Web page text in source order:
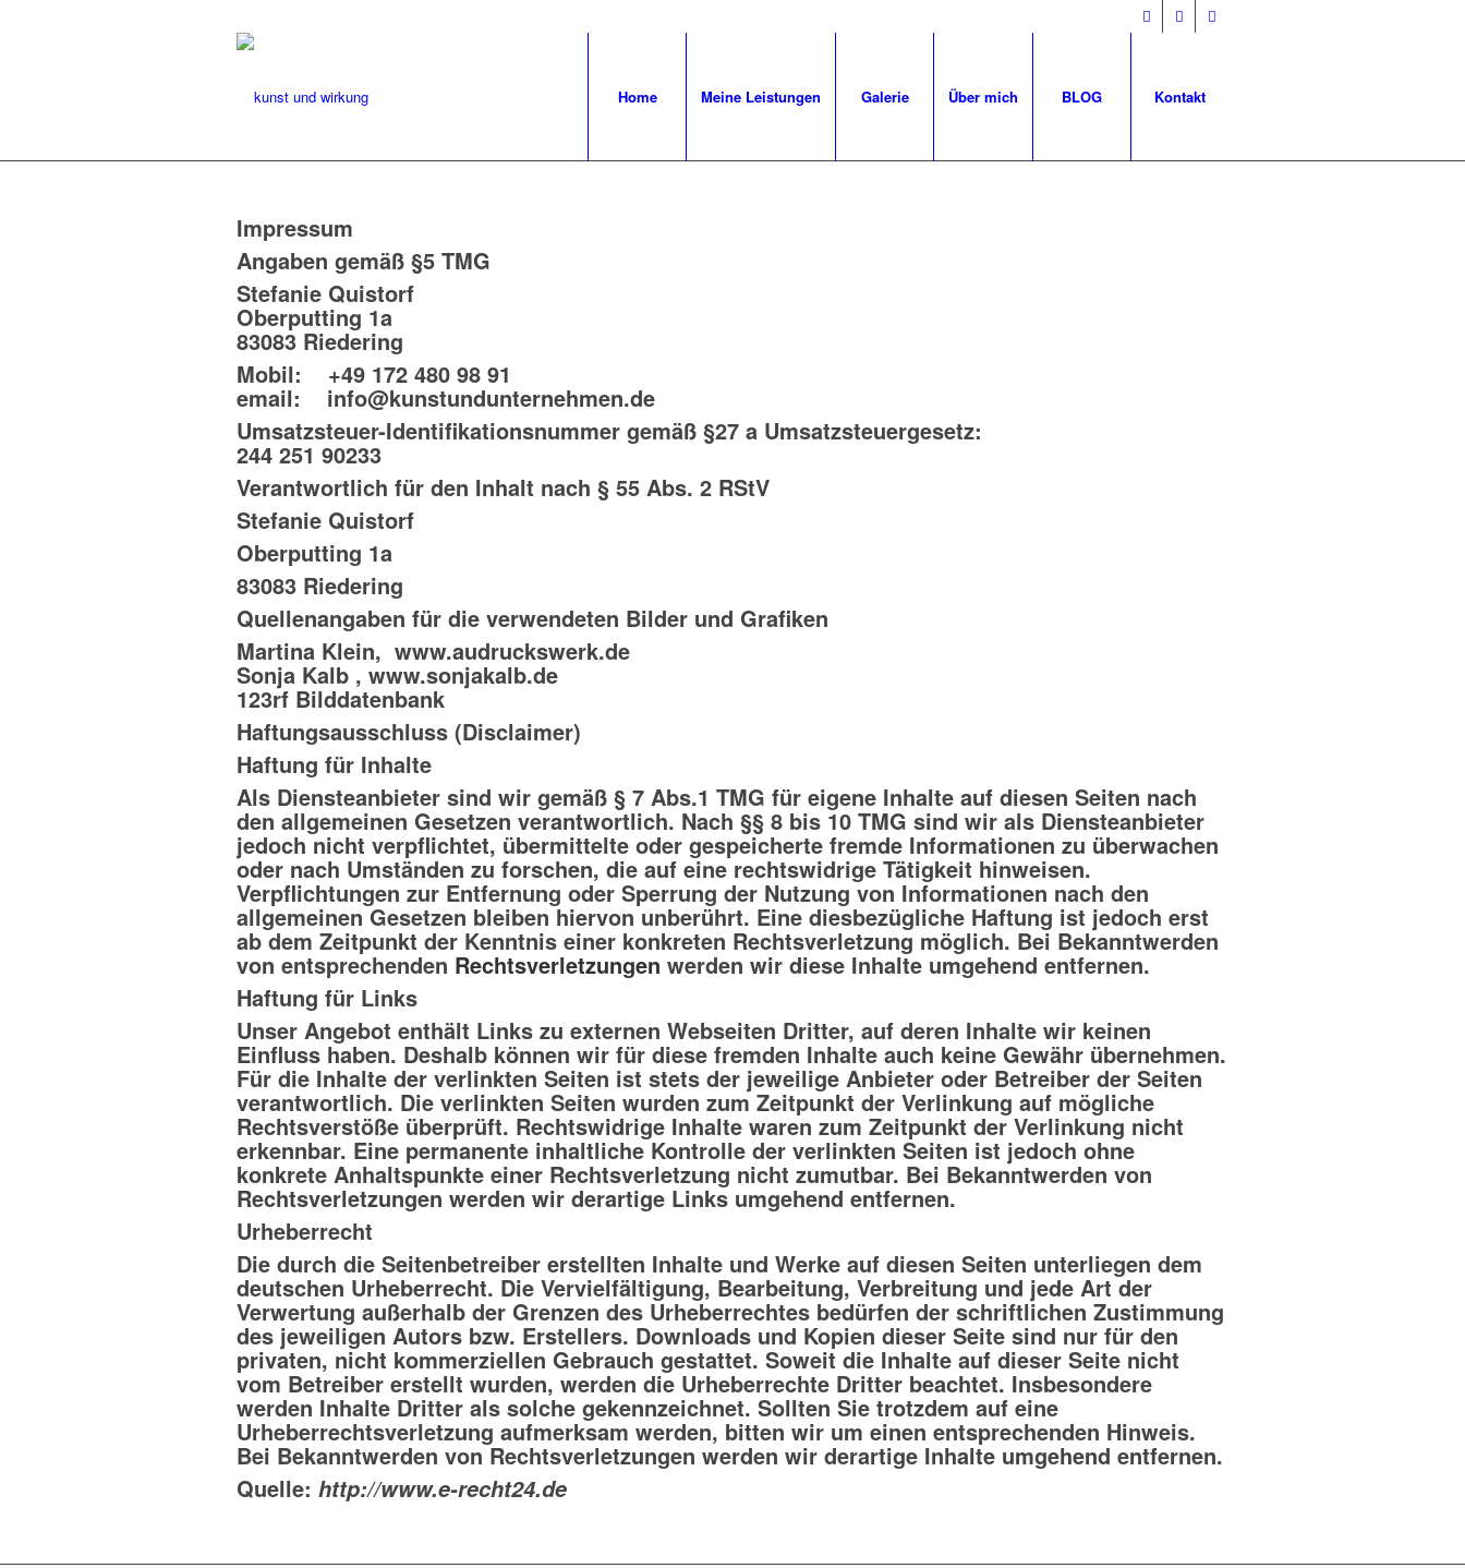
Home Meine Leistungen Galerie Über mich BLOG Kontakt
Impressum
Angaben gemäß §5 TMG
Stefanie Quistorf
Oberputting 1a
83083 Riedering
Mobil: +49 172 480 98 91
email: info@kunstundunternehmen.de
Umsatzsteuer-Identifikationsnummer gemäß §27 a Umsatzsteuergesetz:
244 251 90233
Verantwortlich für den Inhalt nach § 55 Abs. 2 RStV
Stefanie Quistorf
Oberputting 1a
83083 Riedering
Quellenangaben für die verwendeten Bilder und Grafiken
Martina Klein, www.audruckswerk.de
Sonja Kalb , www.sonjakalb.de
123rf Bilddatenbank
Haftungsausschluss (Disclaimer)
Haftung für Inhalte
Als Diensteanbieter sind wir gemäß § 7 Abs.1 TMG für eigene Inhalte auf diesen Seiten nach
den allgemeinen Gesetzen verantwortlich. Nach §§ 8 bis 10 TMG sind wir als Diensteanbieter
jedoch nicht verpflichtet, übermittelte oder gespeicherte fremde Informationen zu überwachen
oder nach Umständen zu forschen, die auf eine rechtswidrige Tätigkeit hinweisen.
Verpflichtungen zur Entfernung oder Sperrung der Nutzung von Informationen nach den
allgemeinen Gesetzen bleiben hiervon unberührt. Eine diesbezügliche Haftung ist jedoch erst
ab dem Zeitpunkt der Kenntnis einer konkreten Rechtsverletzung möglich. Bei Bekanntwerden
von entsprechenden Rechtsverletzungen werden wir diese Inhalte umgehend entfernen.
Haftung für Links
Unser Angebot enthält Links zu externen Webseiten Dritter, auf deren Inhalte wir keinen
Einfluss haben. Deshalb können wir für diese fremden Inhalte auch keine Gewähr übernehmen.
Für die Inhalte der verlinkten Seiten ist stets der jeweilige Anbieter oder Betreiber der Seiten
verantwortlich. Die verlinkten Seiten wurden zum Zeitpunkt der Verlinkung auf mögliche
Rechtsverstöße überprüft. Rechtswidrige Inhalte waren zum Zeitpunkt der Verlinkung nicht
erkennbar. Eine permanente inhaltliche Kontrolle der verlinkten Seiten ist jedoch ohne
konkrete Anhaltspunkte einer Rechtsverletzung nicht zumutbar. Bei Bekanntwerden von
Rechtsverletzungen werden wir derartige Links umgehend entfernen.
Urheberrecht
Die durch die Seitenbetreiber erstellten Inhalte und Werke auf diesen Seiten unterliegen dem
deutschen Urheberrecht. Die Vervielfältigung, Bearbeitung, Verbreitung und jede Art der
Verwertung außerhalb der Grenzen des Urheberrechtes bedürfen der schriftlichen Zustimmung
des jeweiligen Autors bzw. Erstellers. Downloads und Kopien dieser Seite sind nur für den
privaten, nicht kommerziellen Gebrauch gestattet. Soweit die Inhalte auf dieser Seite nicht
vom Betreiber erstellt wurden, werden die Urheberrechte Dritter beachtet. Insbesondere
werden Inhalte Dritter als solche gekennzeichnet. Sollten Sie trotzdem auf eine
Urheberrechtsverletzung aufmerksam werden, bitten wir um einen entsprechenden Hinweis.
Bei Bekanntwerden von Rechtsverletzungen werden wir derartige Inhalte umgehend entfernen.
Quelle: http://www.e-recht24.de